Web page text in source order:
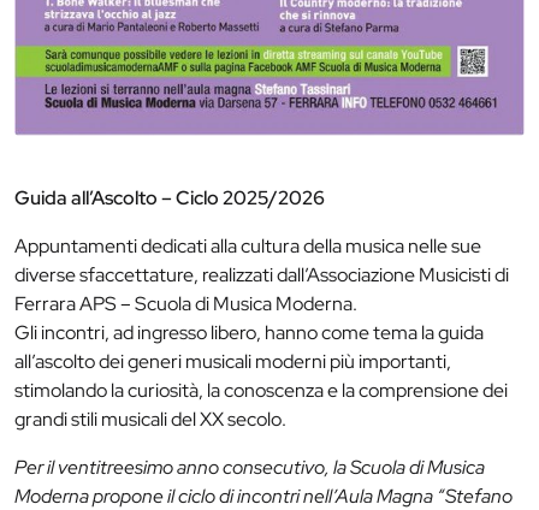
Guida all’Ascolto – Ciclo 2025/2026
Appuntamenti dedicati alla cultura della musica nelle sue
diverse sfaccettature, realizzati dall’Associazione Musicisti di
Ferrara APS – Scuola di Musica Moderna.
Gli incontri, ad ingresso libero, hanno come tema la guida
all’ascolto dei generi musicali moderni più importanti,
stimolando la curiosità, la conoscenza e la comprensione dei
grandi stili musicali del XX secolo.
Per il ventitreesimo anno consecutivo, la Scuola di Musica
Moderna propone il ciclo di incontri nell’Aula Magna “Stefano